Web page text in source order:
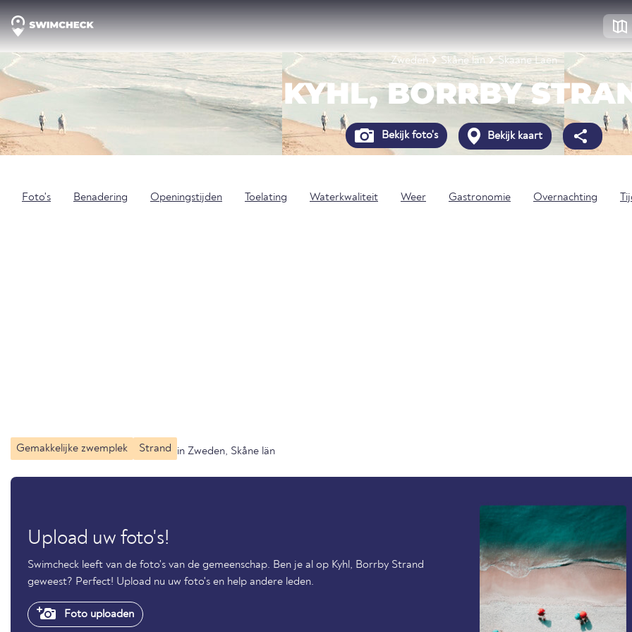
Zweden Skåne län Skaane Laen
KYHL, BORRBY
Bekijk foto's Bekijk kaart
Foto's Benadering Openingstijden Toelating Waterkwaliteit Weer Gastronomie Overnachting
Gemakkelijke zwemplek Strand in Zweden, Skåne län
Upload uw foto's!
Swimcheck leeft van de foto's van de gemeenschap. Ben je al op Kyhl, Borrby Strand
geweest? Perfect! Upload nu uw foto's en help andere leden.
Foto uploaden